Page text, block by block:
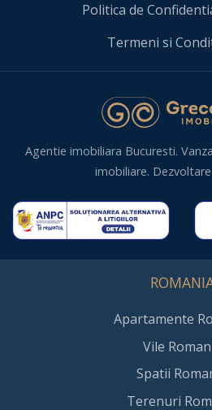
Politica de
Termeni si
Agentie imobiliara Bucuresti.
imobiliare.
Apartamente
Vile
Spatii
Terenuri